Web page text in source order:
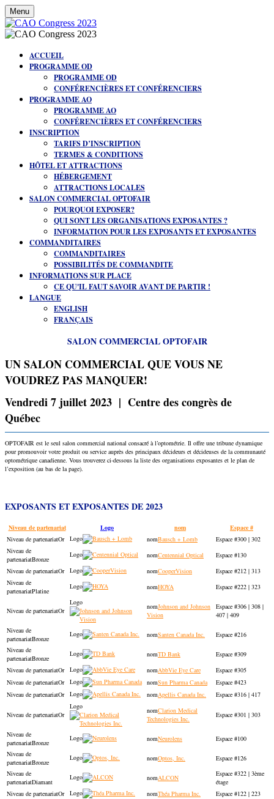
Menu
ACCUEIL
PROGRAMME OD
PROGRAMME OD
CONFÉRENCIÈRES ET CONFÉRENCIERS
PROGRAMME AO
PROGRAMME AO
CONFÉRENCIÈRES ET CONFÉRENCIERS
INSCRIPTION
TARIFS D’INSCRIPTION
TERMES & CONDITIONS
HÔTEL ET ATTRACTIONS
HÉBERGEMENT
ATTRACTIONS LOCALES
SALON COMMERCIAL OPTOFAIR
POURQUOI EXPOSER?
QUI SONT LES ORGANISATIONS EXPOSANTES ?
INFORMATION POUR LES EXPOSANTS ET EXPOSANTES
COMMANDITAIRES
COMMANDITAIRES
POSSIBILITÉS DE COMMANDITE
INFORMATIONS SUR PLACE
CE QU'IL FAUT SAVOIR AVANT DE PARTIR !
LANGUE
ENGLISH
FRANÇAIS
SALON COMMERCIAL OPTOFAIR
UN SALON COMMERCIAL QUE VOUS NE
VOUDREZ PAS MANQUER!
Vendredi 7 juillet 2023 | Centre des congrès de
Québec
OPTOFAIR est le seul salon commercial national consacré à l’optométrie. Il offre une tribune dynamique
pour promouvoir votre produit ou service auprès des principaux décideurs et décideuses de la communauté
optométrique canadienne. Vous trouverez ci-dessous la liste des organisations exposantes et le plan de
l’exposition (au bas de la page).
EXPOSANTS ET EXPOSANTES DE 2023
Niveau de partenariat Logo nom
Espace #
Or
Bausch + Lomb 300 | 302
Bronze Centennial Optical
130
Or
CooperVision 212 | 313
Platine HOYA 222 | 323
Or
Johnson and Johnson
Vision
306 | 308 |
407 | 409
Bronze Santen Canada Inc. 216
Bronze TD Bank
309
Or
AbbVie Eye Care
305
Or
Sun Pharma Canada
423
Or
Apellis Canada Inc. 316 | 417
Or
Clarion Medical
Technologies Inc.
301 | 303
Bronze Neurolens 100
Bronze Optos, Inc. 126
Diamant ALCON
322 | 3ème
étage
Or
Théa Pharma Inc. 122 | 223